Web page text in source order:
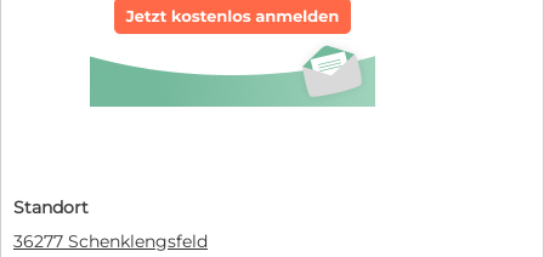
Standort
36277 Schenklengsfeld